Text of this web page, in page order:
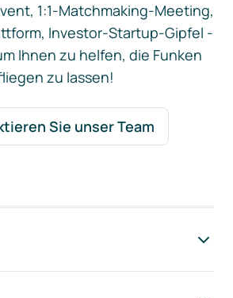
1:1-Matchmaking-Meeting,
Investor-Startup-Gipfel -
Ihnen zu helfen, die Funken
zu lassen!
Sie unser Team